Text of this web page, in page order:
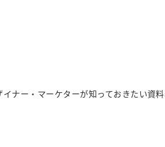
イナー・マーケターが知っておきたい資